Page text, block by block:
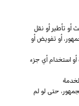
أو تأطير أو نقل
أو تفويض أو
استخدام أي جزء
حتى لو لم